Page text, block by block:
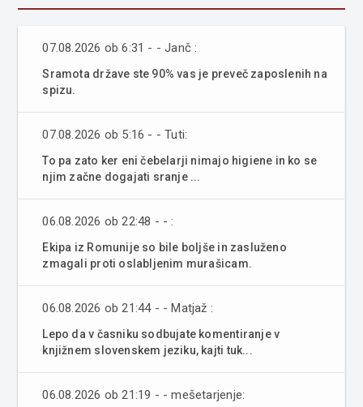
07.08.2026 ob 6:31 - - Janč :
Sramota države ste 90% vas je preveč zaposlenih na
spizu.
07.08.2026 ob 5:16 - - Tuti:
To pa zato ker eni čebelarji nimajo higiene in ko se
njim začne dogajati sranje ...
06.08.2026 ob 22:48 - - :
Ekipa iz Romunije so bile boljše in zasluženo
zmagali proti oslabljenim murašicam.
06.08.2026 ob 21:44 - - Matjaž :
Lepo da v časniku sodbujate komentiranje v
knjižnem slovenskem jeziku, kajti tuk...
06.08.2026 ob 21:19 - - mešetarjenje: